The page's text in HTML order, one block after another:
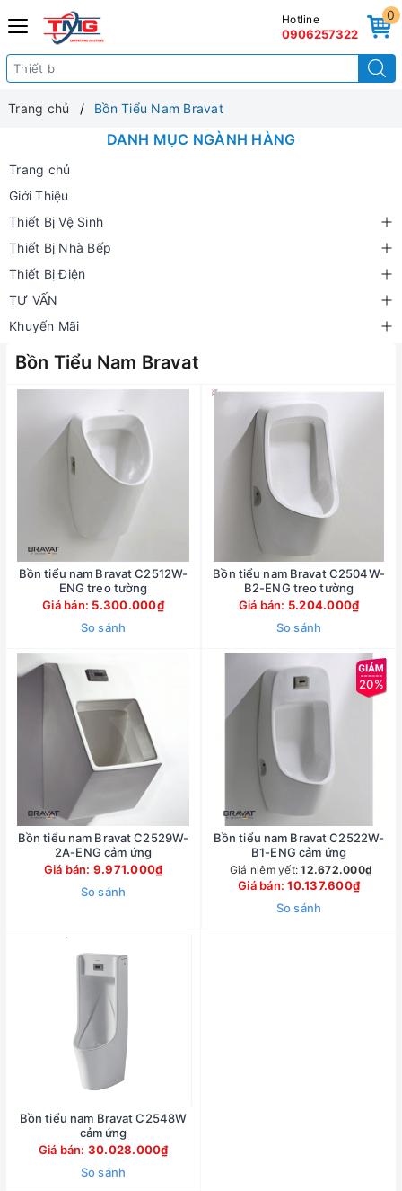
0
Hotline
0906257322
Trang chủ Bồn Tiểu Nam Bravat
DANH MỤC NGÀNH HÀNG
Trang chủ
Giới Thiệu
Thiết Bị Vệ Sinh
Thiết Bị Nhà Bếp
Thiết Bị Điện
TƯ VẤN
Khuyến Mãi
Bồn Tiểu Nam Bravat
Bồn tiểu nam Bravat C2512W-
ENG treo tường
Giá bán: 5.300.000₫
So sánh
Bồn tiểu nam Bravat C2504W-
B2-ENG treo tường
Giá bán: 5.204.000₫
So sánh
Bồn tiểu nam Bravat C2529W-
2A-ENG cảm ứng
Giá bán: 9.971.000₫
So sánh
20%
Bồn tiểu nam Bravat C2522W-
B1-ENG cảm ứng
Giá niêm yết:12.672.000₫
Giá bán:10.137.600₫
So sánh
Bồn tiểu nam Bravat C2548W
cảm ứng
Giá bán: 30.028.000₫
So sánh